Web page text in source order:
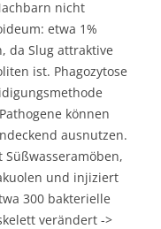
nicht
etwa 1%
da Slug attraktive
ist. Phagozytose
können
ausnutzen.
und injiziert
300 bakterielle
verändert ->